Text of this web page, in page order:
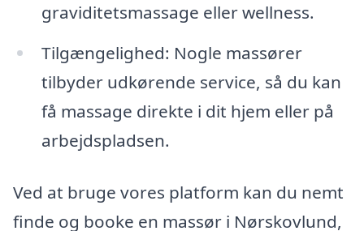
graviditetsmassage eller wellness.
Tilgængelighed: Nogle massører
tilbyder udkørende service, så du kan
få massage direkte i dit hjem eller på
arbejdspladsen.
Ved at bruge vores platform kan du nemt
finde og booke en massør i Nørskovlund,